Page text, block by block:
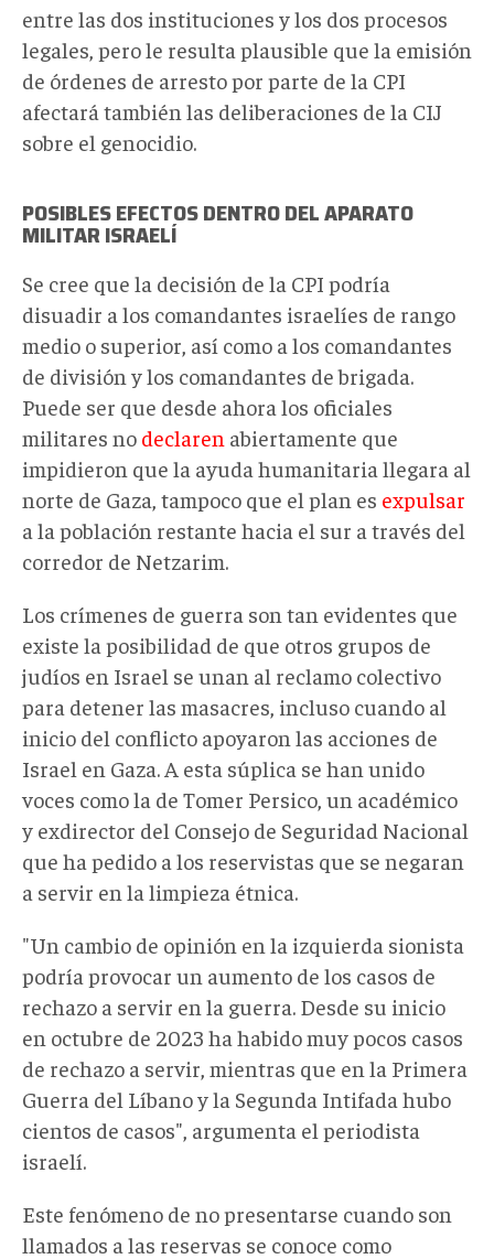
entre las dos instituciones y los dos procesos
legales, pero le resulta plausible que la emisión
de órdenes de arresto por parte de la CPI
afectará también las deliberaciones de la CIJ
sobre el genocidio.
POSIBLES EFECTOS DENTRO DEL APARATO
MILITAR ISRAELÍ
Se cree que la decisión de la CPI podría
disuadir a los comandantes israelíes de rango
medio o superior, así como a los comandantes
de división y los comandantes de brigada.
Puede ser que desde ahora los oficiales
militares no declaren abiertamente que
impidieron que la ayuda humanitaria llegara al
norte de Gaza, tampoco que el plan es expulsar
a la población restante hacia el sur a través del
corredor de Netzarim.
Los crímenes de guerra son tan evidentes que
existe la posibilidad de que otros grupos de
judíos en Israel se unan al reclamo colectivo
para detener las masacres, incluso cuando al
inicio del conflicto apoyaron las acciones de
Israel en Gaza. A esta súplica se han unido
voces como la de Tomer Persico, un académico
y exdirector del Consejo de Seguridad Nacional
que ha pedido a los reservistas que se negaran
a servir en la limpieza étnica.
"Un cambio de opinión en la izquierda sionista
podría provocar un aumento de los casos de
rechazo a servir en la guerra. Desde su inicio
en octubre de 2023 ha habido muy pocos casos
de rechazo a servir, mientras que en la Primera
Guerra del Líbano y la Segunda Intifada hubo
cientos de casos", argumenta el periodista
israelí.
Este fenómeno de no presentarse cuando son
llamados a las reservas se conoce como